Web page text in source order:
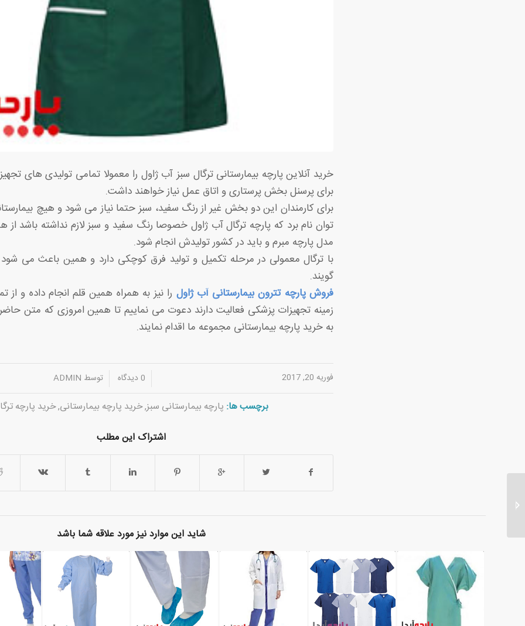
خرید آنلاین پارچه بیمارستانی ترگال سبز آب ژاول را معمولا تمامی تولیدی های
برای پرسنل بخش پرستاری و اتاق عمل نیاز خواهند داشت.
برای کارمندان این دو بخش غیر از رنگ سفید، سبز حتما نیاز می شود و هیچ
توان نام برد که پارچه ترگال آب ژاول خصوصا رنگ سفید و سبز لازم نداشته باشد از
مدل پارچه مبرم و باید در کشور تولیدش انجام شود.
با ترگال معمولی در مرحله تکمیل و تولید فرق کوچکی دارد و همین باعث می
گویند.
فروش پارچه تترون بیمارستانی آب ژاول را نیز به همراه همین قلم انجام داده و
زمینه تجهیزات پزشکی فعالیت دارند دعوت می نماییم تا همین امروزی که متن
به خرید پارچه بیمارستانی مجموعه ما اقدام نمایند.
فوریه 20, 2017 0 دیدگاه/ توسط ADMIN
برچسب ها: پارچه بیمارستانی سبز,خرید پارچه بیمارستانی,خرید پارچه
اشتراک این مطلب
شاید این موارد نیز مورد علاقه شما باشد